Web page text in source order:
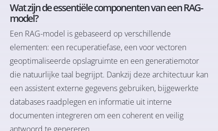
Wat zijn de essentiële componenten van een RAG-
model?
Een RAG-model is gebaseerd op verschillende
elementen: een recuperatiefase, een voor vectoren
geoptimaliseerde opslagruimte en een generatiemotor
die natuurlijke taal begrijpt. Dankzij deze architectuur kan
een assistent externe gegevens gebruiken, bijgewerkte
databases raadplegen en informatie uit interne
documenten integreren om een coherent en veilig
antwoord te genereren.